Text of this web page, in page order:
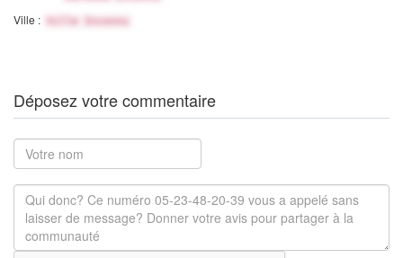
Ville : Ville Inconnu
Déposez votre commentaire